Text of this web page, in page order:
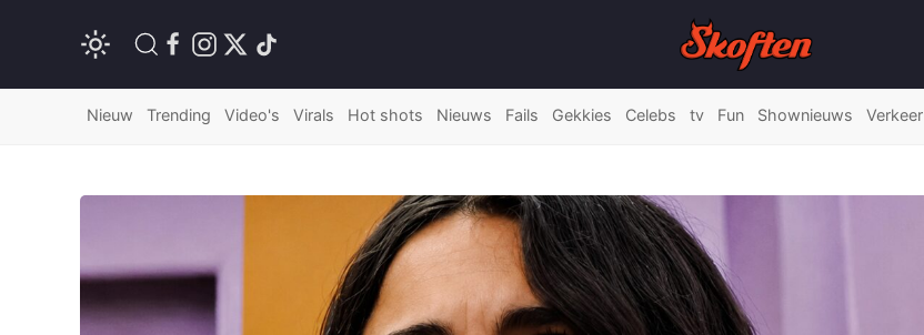
Nieuw Trending Video's Virals Hot shots Nieuws Fails Gekkies Celebs tv Fun Shownieuws Verkeer